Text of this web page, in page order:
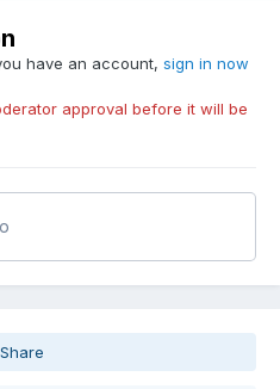
have an account, sign in now
approval before it will be
Share